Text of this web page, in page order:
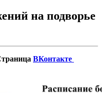
на подворье
ВКонтакте